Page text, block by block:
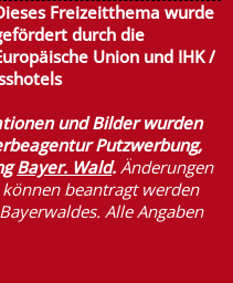
Freizeitthema wurde
durch die
Union und IHK /
und Bilder wurden
Putzwerbung,
Bayer. Wald. Änderungen
beantragt werden
Alle Angaben